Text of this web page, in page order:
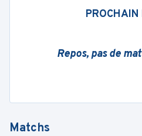
PROCHAIN
Repos, pas de
Matchs